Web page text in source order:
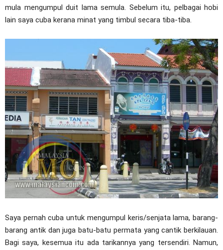
mula mengumpul duit lama semula. Sebelum itu, pelbagai hobi
lain saya cuba kerana minat yang timbul secara tiba-tiba.
Saya pernah cuba untuk mengumpul keris/senjata lama, barang-
barang antik dan juga batu-batu permata yang cantik berkilauan.
Bagi saya, kesemua itu ada tarikannya yang tersendiri. Namun,